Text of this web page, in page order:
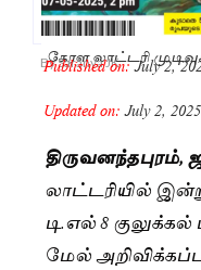
கேரள லாட்டரி
By Saranya JK
Published on:July 2,
Updated on:July 2,
திருவனந்தபுரம்,
லாட்டரியில்
டி.எல் 8
மேல்